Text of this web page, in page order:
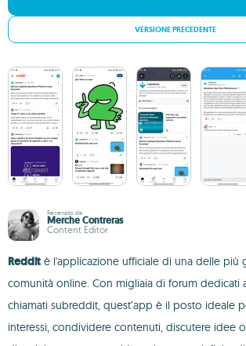
VERSIONE PRECEDENTE
Recensito da
Merche Contreras
Content Editor
Reddit è l'applicazione ufficiale di una delle più
comunità online. Con migliaia di forum dedicati
chiamati subreddit, quest’app è il posto ideale
interessi, condividere contenuti, discutere idee